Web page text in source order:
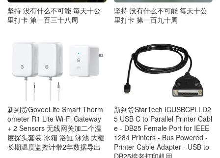
坚持 没有什么不可能 毎天十公
里打卡 第一百三十八周
坚持 没有什么不可能 毎天十公
里打卡 第一百九十周
新到货GoveeLife Smart Therm
ometer R1 Lite Wi-Fi Gateway
+ 2 Sensors 无线网关加二个温
度探头套装 冰箱 浴缸 泳池 大棚
长期温度监控计带2年数据导出
新到货StarTech ICUSBCPLLD2
5 USB C to Parallel Printer Cabl
e - DB25 Female Port for IEEE
1284 Printers - Bus Powered -
Printer Cable Adapter - USB to